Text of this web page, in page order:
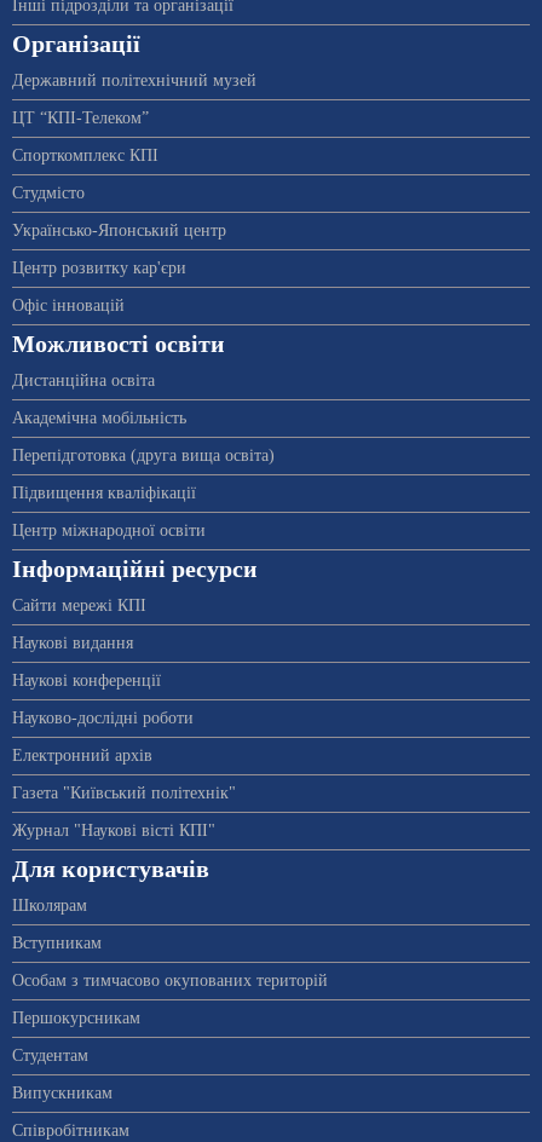
Інші підрозділи та організації
Організації
Державний політехнічний музей
ЦТ “КПІ-Телеком”
Спорткомплекс КПІ
Студмісто
Українсько-Японський центр
Центр розвитку кар'єри
Офіс інновацій
Можливості освіти
Дистанційна освіта
Академічна мобільність
Перепідготовка (друга вища освіта)
Підвищення кваліфікації
Центр міжнародної освіти
Інформаційні ресурси
Сайти мережі КПІ
Наукові видання
Наукові конференції
Науково-дослідні роботи
Електронний архів
Газета "Київський політехнік"
Журнал "Наукові вісті КПІ"
Для користувачів
Школярам
Вступникам
Особам з тимчасово окупованих територій
Першокурсникам
Студентам
Випускникам
Співробітникам